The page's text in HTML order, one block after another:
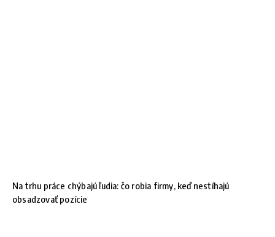
Na trhu práce chýbajú ľudia: čo robia firmy, keď nestíhajú
obsadzovať pozície